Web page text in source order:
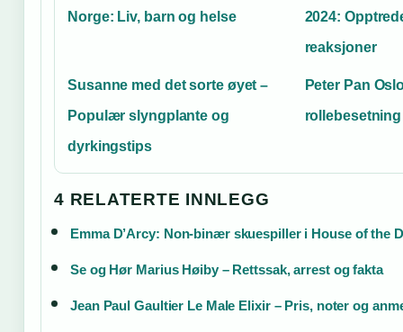
Norge: Liv, barn og helse
2024:
reaksjoner
Susanne med det sorte øyet –
Populær slyngplante og
dyrkingstips
Peter Pan
4 RELATERTE INNLEGG
Emma D’Arcy: Non-binær skuespiller i House of the
Se og Hør Marius Høiby – Rettssak, arrest og fakta
Jean Paul Gaultier Le Male Elixir – Pris, noter og